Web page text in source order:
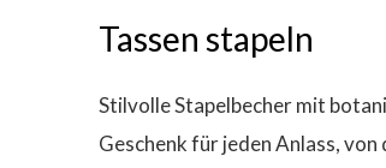
Tassen stapeln
Stilvolle Stapelbecher mit
Geschenk für jeden Anlass,